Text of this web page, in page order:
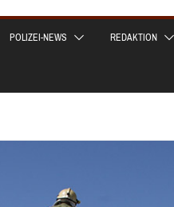
POLIZEI-NEWS REDAKTION